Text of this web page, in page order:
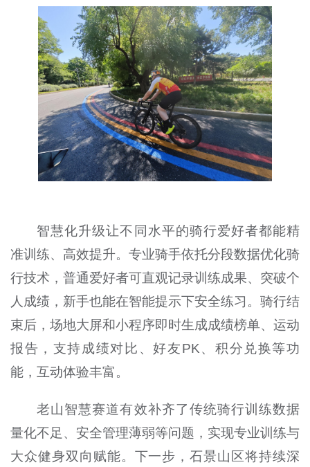
智慧化升级让不同水平的骑行爱好者都能精
准训练、高效提升。专业骑手依托分段数据优化骑
行技术，普通爱好者可直观记录训练成果、突破个
人成绩，新手也能在智能提示下安全练习。骑行结
束后，场地大屏和小程序即时生成成绩榜单、运动
报告，支持成绩对比、好友PK、积分兑换等功
能，互动体验丰富。
老山智慧赛道有效补齐了传统骑行训练数据
量化不足、安全管理薄弱等问题，实现专业训练与
大众健身双向赋能。下一步，石景山区将持续深